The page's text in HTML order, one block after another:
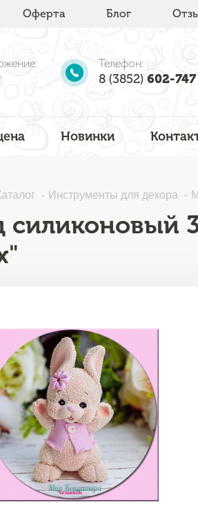
Оферта Блог
Телефон:
8 (3852) 602-747
Новинки
Инструменты для декора